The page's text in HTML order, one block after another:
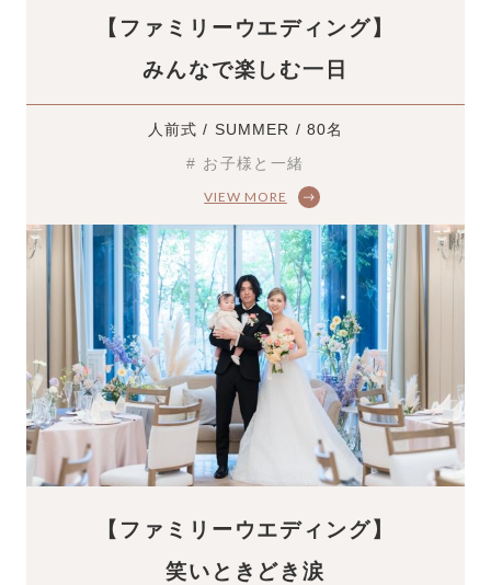
平日 10:00 ～ 19:00 土日祝9:00 ～ 20:00
【ファミリーウエディング】
みんなで楽しむ一日
人前式 / SUMMER / 80名
# お子様と一緒
【ファミリーウエディング】
笑いときどき涙